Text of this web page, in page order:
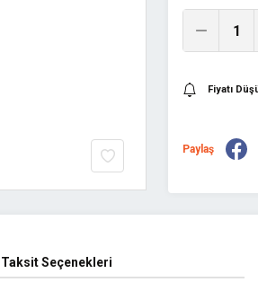
Fiyatı
Paylaş
Taksit Seçenekleri